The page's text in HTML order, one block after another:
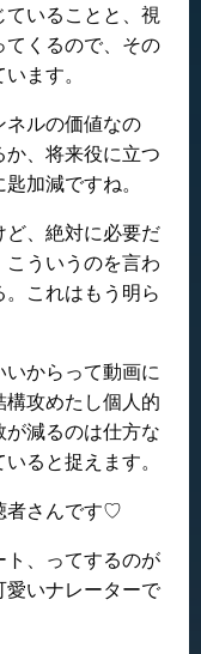
いることと、視
てくるので、その
ます。
ネルの価値なの
、将来役に立つ
加減ですね。
ど、絶対に必要だ
こういうのを言わ
これはもう明ら
からって動画に
構攻めたし個人的
減るのは仕方な
ると捉えます。
者さんです♡
ト、ってするのが
愛いナレーターで